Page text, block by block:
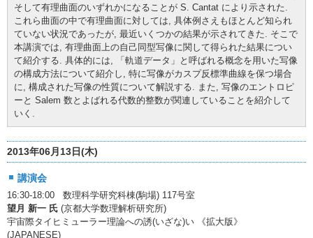
そして有理曲面のいずれかになることが S. Cantat により示された.
これら曲面の中で有理曲面に対しては, 具体例さえもほとんど知られ
ていない状況であったが, 最近いくつかの結果が示されてきた. そこで
本講演では, 有理曲面上の自己同型写像に関して得られた結果につい
て紹介する. 具体的には, 「軌道データ」と呼ばれる概念を用いた写像
の構成方法について紹介し, 特に写像がカスプ反標準曲線を保つ場合
に, 構成された写像の性質について解説する. また, 写像のエントロピ
ーと Salem 数とよばれる代数的整数が関連していることを紹介して
いく.
2013年06月13日(木)
講演会
16:30-18:00 数理科学研究科棟(駒場) 117号室
望月 新一 氏 (京都大学数理解析研究所)
宇宙際タイヒミューラー理論への誘(いざな)い 《拡大版》
(JAPANESE)